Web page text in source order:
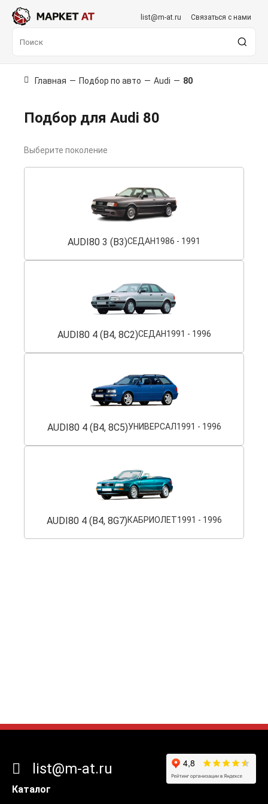
list@m-at.ru Связаться с нами
Главная — Подбор по авто — Audi — 80
Подбор для Audi 80
Выберите поколение
AUDI80 3 (B3)СЕДАН1986 - 1991
AUDI80 4 (B4, 8C2)СЕДАН1991 - 1996
AUDI 80 4 (B4, 8C5)УНИВЕРСАЛ1991 - 1996
AUDI80 4 (B4, 8G7)КАБРИОЛЕТ1991 - 1996
Каталог
list@m-at.ru